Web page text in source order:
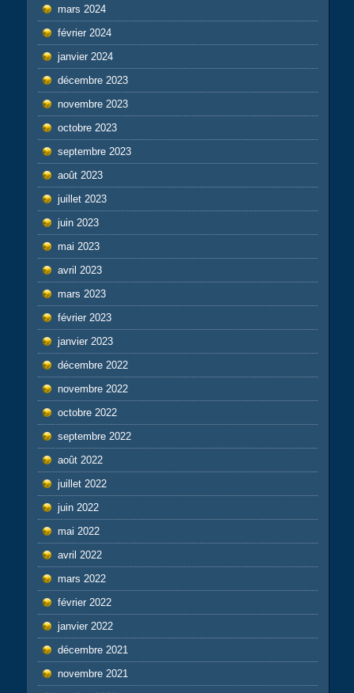
mars 2024
février 2024
janvier 2024
décembre 2023
novembre 2023
octobre 2023
septembre 2023
août 2023
juillet 2023
juin 2023
mai 2023
avril 2023
mars 2023
février 2023
janvier 2023
décembre 2022
novembre 2022
octobre 2022
septembre 2022
août 2022
juillet 2022
juin 2022
mai 2022
avril 2022
mars 2022
février 2022
janvier 2022
décembre 2021
novembre 2021